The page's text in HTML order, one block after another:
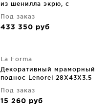
из шенилла экрю, с
дубового шпона и
бежевым металлическим
Под заказ
433 350 руб
La Forma
Декоративный мраморный
поднос Lenorel 28X43X3.5
Под заказ
15 260 руб